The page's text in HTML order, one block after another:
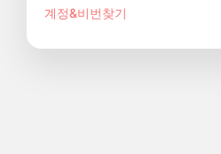
계정&비번찾기